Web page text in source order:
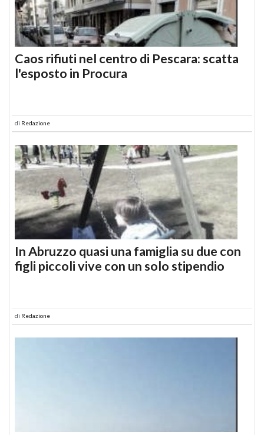
Caos rifiuti nel centro di Pescara: scatta
l'esposto in Procura
di Redazione
In Abruzzo quasi una famiglia su due con
figli piccoli vive con un solo stipendio
di Redazione